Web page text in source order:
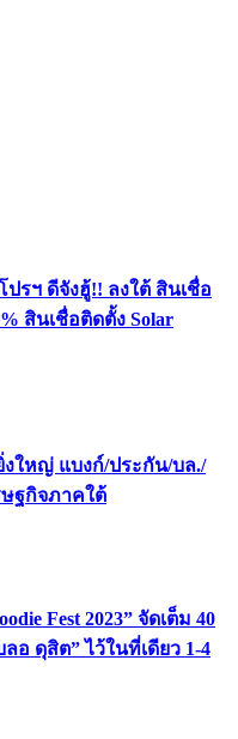
ปรฯ ดีจังฮู้!! ลงใต้ สินเชื่อ
สินเชื่อติดตั้ง Solar
งใหญ่ แบงก์/ประกัน/บล./
ฐกิจภาคใต้
Fest 2023” จัดเต็ม 40
อ ดุสิต” ไว้ในที่เดียว 1-4